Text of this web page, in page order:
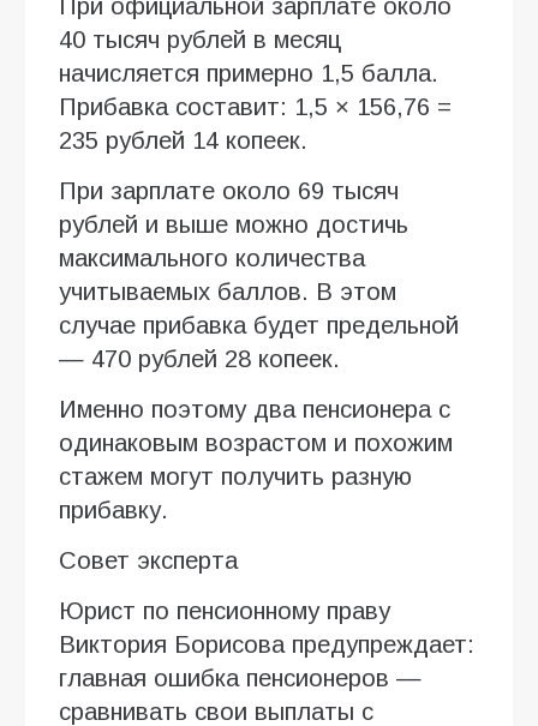
При официальной зарплате около
40 тысяч рублей в месяц
начисляется примерно 1,5 балла.
Прибавка составит: 1,5 × 156,76 =
235 рублей 14 копеек.
При зарплате около 69 тысяч
рублей и выше можно достичь
максимального количества
учитываемых баллов. В этом
случае прибавка будет предельной
— 470 рублей 28 копеек.
Именно поэтому два пенсионера с
одинаковым возрастом и похожим
стажем могут получить разную
прибавку.
Совет эксперта
Юрист по пенсионному праву
Виктория Борисова предупреждает:
главная ошибка пенсионеров —
сравнивать свои выплаты с